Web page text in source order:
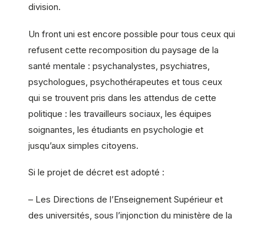
division.
Un front uni est encore possible pour tous ceux qui
refusent cette recomposition du paysage de la
santé mentale : psychanalystes, psychiatres,
psychologues, psychothérapeutes et tous ceux
qui se trouvent pris dans les attendus de cette
politique : les travailleurs sociaux, les équipes
soignantes, les étudiants en psychologie et
jusqu’aux simples citoyens.
Si le projet de décret est adopté :
– Les Directions de l’Enseignement Supérieur et
des universités, sous l’injonction du ministère de la